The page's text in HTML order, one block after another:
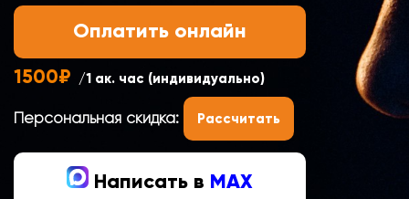
Оплатить онлайн
1500₽ /1 ак. час (индивидуально)
Персональная скидка: Рассчитать
Написать в MAX